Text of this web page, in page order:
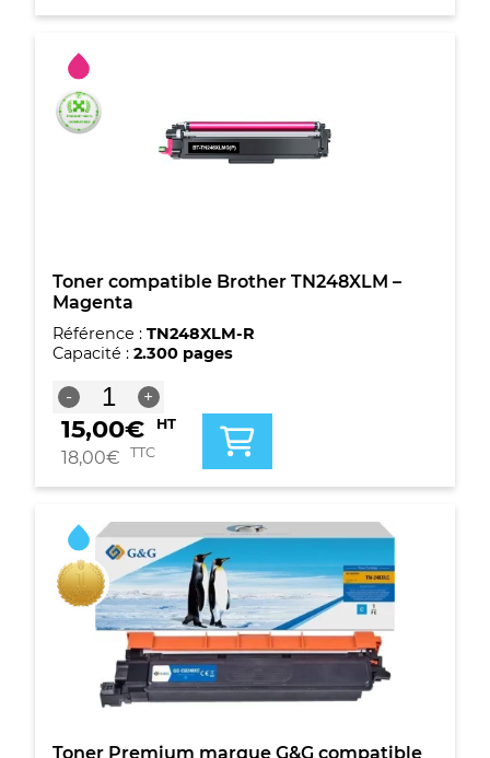
G&G
Brother
TN248XLM
-
Magenta
Toner compatible Brother TN248XLM –
Magenta
Référence : TN248XLM-R
Capacité : 2.300 pages
-
quantité
de
Toner
compatible
TN248XLM
Magenta
+
15,00€ HT
18,00€ TTC
Toner Premium marque G&G compatible